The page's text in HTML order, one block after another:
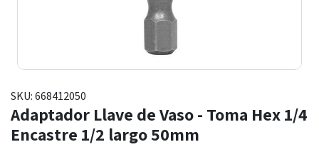
SKU: 668412050
Adaptador Llave de Vaso - Toma Hex 1/4
Encastre 1/2 largo 50mm